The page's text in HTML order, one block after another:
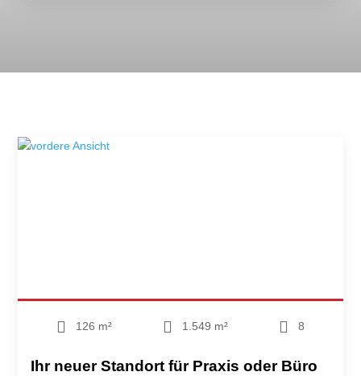
126 m² 1.549 m² 8
Ihr neuer Standort für Praxis oder Büro